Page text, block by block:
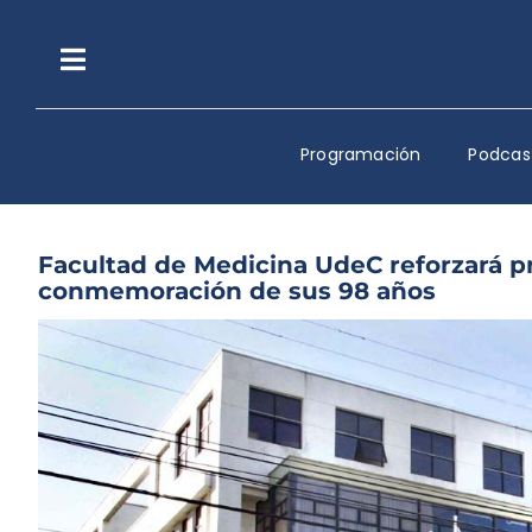
contenidoToggle
Navigation
Programación
Facultad de Medicina UdeC reforzará
conmemoración de sus 98 años
Ver
imagen
grande